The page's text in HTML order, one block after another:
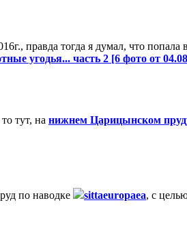
правда тогда я думал, что
угодья... часть 2 [6 фото от
тут, на нижнем Царицынском
по наводке sittaeuropaea, с